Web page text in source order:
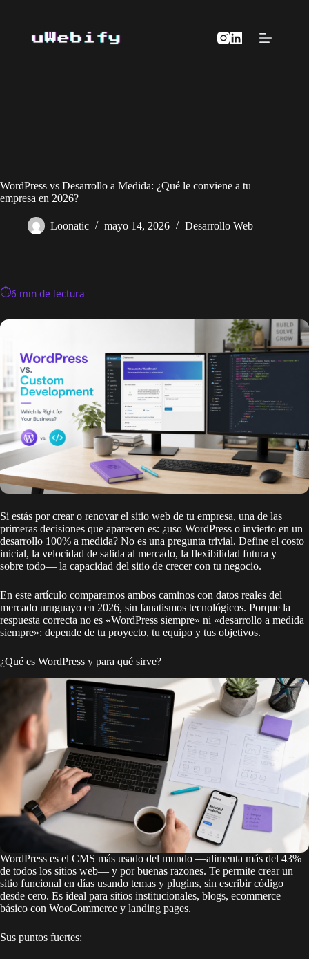
WordPress vs Desarrollo a Medida: ¿Qué le conviene a tu
empresa en 2026?
Loonatic mayo 14, 2026 Desarrollo Web
⏱6 min de lectura
Si estás por crear o renovar el sitio web de tu empresa, una de las
primeras decisiones que aparecen es: ¿uso WordPress o invierto en un
desarrollo 100% a medida? No es una pregunta trivial. Define el costo
inicial, la velocidad de salida al mercado, la flexibilidad futura y —
sobre todo— la capacidad del sitio de crecer con tu negocio.
En este artículo comparamos ambos caminos con datos reales del
mercado uruguayo en 2026, sin fanatismos tecnológicos. Porque la
respuesta correcta no es «WordPress siempre» ni «desarrollo a medida
siempre»: depende de tu proyecto, tu equipo y tus objetivos.
¿Qué es WordPress y para qué sirve?
WordPress es el CMS más usado del mundo —alimenta más del 43%
de todos los sitios web— y por buenas razones. Te permite crear un
sitio funcional en días usando temas y plugins, sin escribir código
desde cero. Es ideal para sitios institucionales, blogs, ecommerce
básico con WooCommerce y landing pages.
Sus puntos fuertes: